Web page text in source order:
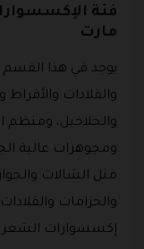
فئة
مارت
يوجد في هذا القسم
والقلادات
والخلاخيل،
ومجوهرات عالية
مثل الشالات
والحزامات
إكسسوارات الشعر